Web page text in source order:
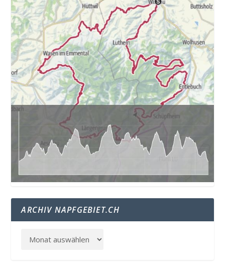
ARCHIV NAPFGEBIET.CH